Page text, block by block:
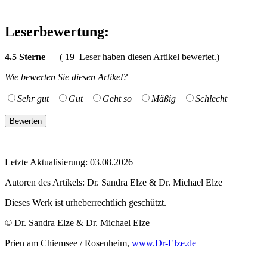
Leserbewertung:
4.5 Sterne ( 19 Leser haben diesen Artikel bewertet.)
Wie bewerten Sie diesen Artikel?
Sehr gut Gut Geht so Mäßig Schlecht
Letzte Aktualisierung: 03.08.2026
Autoren des Artikels: Dr. Sandra Elze & Dr. Michael Elze
Dieses Werk ist urheberrechtlich geschützt.
© Dr. Sandra Elze & Dr. Michael Elze
Prien am Chiemsee / Rosenheim, www.Dr-Elze.de